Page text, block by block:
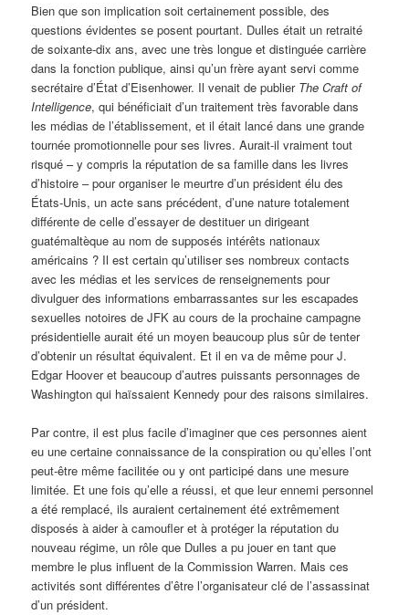
Bien que son implication soit certainement possible, des
questions évidentes se posent pourtant. Dulles était un retraité
de soixante-dix ans, avec une très longue et distinguée carrière
dans la fonction publique, ainsi qu’un frère ayant servi comme
secrétaire d’État d’Eisenhower. Il venait de publier The Craft of
Intelligence, qui bénéficiait d’un traitement très favorable dans
les médias de l’établissement, et il était lancé dans une grande
tournée promotionnelle pour ses livres. Aurait-il vraiment tout
risqué – y compris la réputation de sa famille dans les livres
d’histoire – pour organiser le meurtre d’un président élu des
États-Unis, un acte sans précédent, d’une nature totalement
différente de celle d’essayer de destituer un dirigeant
guatémaltèque au nom de supposés intérêts nationaux
américains ? Il est certain qu’utiliser ses nombreux contacts
avec les médias et les services de renseignements pour
divulguer des informations embarrassantes sur les escapades
sexuelles notoires de JFK au cours de la prochaine campagne
présidentielle aurait été un moyen beaucoup plus sûr de tenter
d’obtenir un résultat équivalent. Et il en va de même pour J.
Edgar Hoover et beaucoup d’autres puissants personnages de
Washington qui haïssaient Kennedy pour des raisons similaires.
Par contre, il est plus facile d’imaginer que ces personnes aient
eu une certaine connaissance de la conspiration ou qu’elles l’ont
peut-être même facilitée ou y ont participé dans une mesure
limitée. Et une fois qu’elle a réussi, et que leur ennemi personnel
a été remplacé, ils auraient certainement été extrêmement
disposés à aider à camoufler et à protéger la réputation du
nouveau régime, un rôle que Dulles a pu jouer en tant que
membre le plus influent de la Commission Warren. Mais ces
activités sont différentes d’être l’organisateur clé de l’assassinat
d’un président.